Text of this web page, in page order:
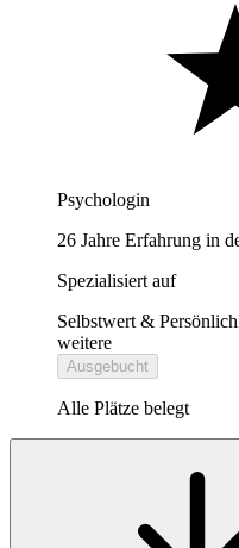
Psychologin
26 Jahre Erfahrung in
Spezialisiert auf
Selbstwert &
weitere
Ausgebucht
Alle Plätze belegt